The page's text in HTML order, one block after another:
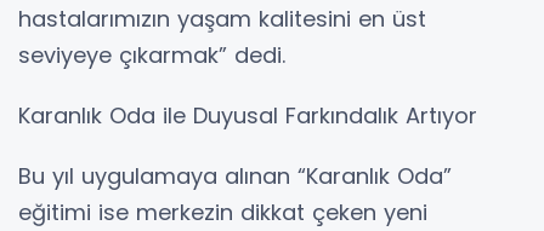
hastalarımızın yaşam kalitesini en üst
seviyeye çıkarmak” dedi.
Karanlık Oda ile Duyusal Farkındalık Artıyor
Bu yıl uygulamaya alınan “Karanlık Oda”
eğitimi ise merkezin dikkat çeken yeni